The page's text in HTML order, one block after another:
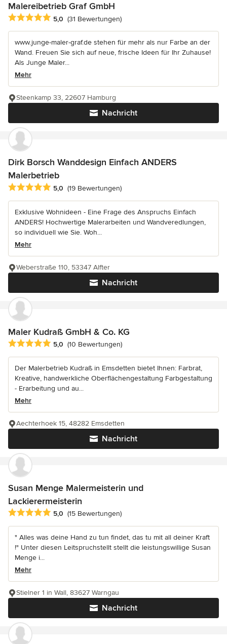
Malereibetrieb Graf GmbH
Durchschnittliche Bewertung: 5 von 5 Sternen
5,0 (31 Bewertungen)
www.junge-maler-graf.de stehen für mehr als nur Farbe an der
Wand. Freuen Sie sich auf neue, frische Ideen für Ihr Zuhause!
Als Junge Maler...
Mehr
Nachricht
Steenkamp 33, 22607 Hamburg
Dirk Borsch Wanddesign Einfach ANDERS
Malerbetrieb
Durchschnittliche Bewertung: 5 von 5 Sternen
5,0 (19 Bewertungen)
Exklusive Wohnideen - Eine Frage des Anspruchs Einfach
ANDERS! Hochwertige Malerarbeiten und Wandveredlungen,
so individuell wie Sie. Woh...
Mehr
Nachricht
Weberstraße 110, 53347 Alfter
Maler Kudraß GmbH & Co. KG
Durchschnittliche Bewertung: 5 von 5 Sternen
5,0 (10 Bewertungen)
Der Malerbetrieb Kudraß in Emsdetten bietet Ihnen: Farbrat,
Kreative, handwerkliche Oberflächengestaltung Farbgestaltung
- Erarbeitung und au...
Mehr
Nachricht
Aechterhoek 15, 48282 Emsdetten
Susan Menge Malermeisterin und
Lackierermeisterin
Durchschnittliche Bewertung: 5 von 5 Sternen
5,0 (15 Bewertungen)
" Alles was deine Hand zu tun findet, das tu mit all deiner Kraft
!" Unter diesen Leitspruchstellt stellt die leistungswillige Susan
Menge i...
Mehr
Nachricht
Stielner 1 in Wall, 83627 Warngau